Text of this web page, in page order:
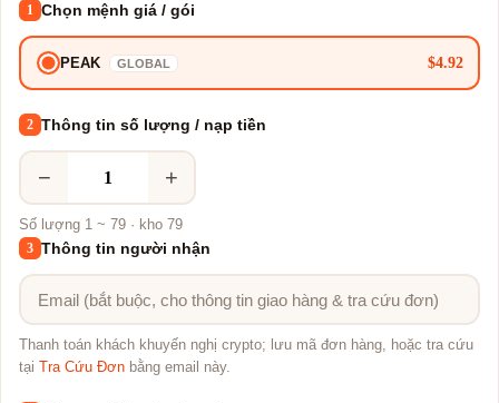
1 Chọn mệnh giá / gói
PEAK GLOBAL $4.92
2 Thông tin số lượng / nạp tiền
− +
Số lượng 1 ~ 79 · kho 79
3 Thông tin người nhận
Thanh toán khách khuyến nghị crypto; lưu mã đơn hàng, hoặc tra cứu
tại
Tra Cứu Đơn bằng email này.